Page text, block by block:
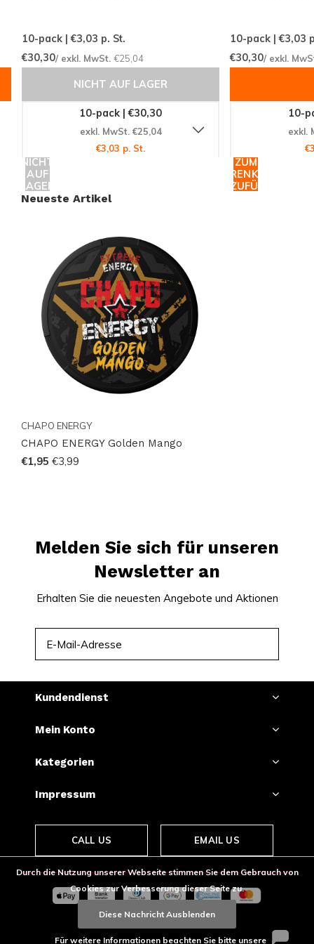
Jetzt ausprobieren!
Verpassen Sie nicht die Gelegenheit, die
CHAPO
ENERGY Golden MangoBeutel zu probieren. Mit ihrer
einzigartigen Geschmacksvielfalt und der praktischen
Größe sind sie ein Muss für jeden Fruchtliebhaber.
Bestellen Sie noch heute und erleben Sie die perfekte
Mischung aus Geschmack und Energie. Besuchen Sie
Snussie.com
und sichern Sie sich Ihre Packung, bevor
sie ausverkauft ist!
10-pack | €3,03 p. St.
€30,30/ exkl. MwSt.€25,04
NICHT AUF LAGER
10-pack | €30,30
exkl. MwSt. €25,04
€3,03 p. St.
NICHT
AUF
LAGER
10-pack | €3,03
€30,30/ exkl.
10-
exkl.
ZUM
WARENKORB
HINZUFÜGEN
Neueste Artikel
CHAPO ENERGY
CHAPO ENERGY Golden Mango
€1,95 €3,99
Melden Sie sich für unseren
Newsletter an
Erhalten Sie die neuesten Angebote und Aktionen
Kundendienst
Mein Konto
Kategorien
Impressum
CALL US EMAIL US
Durch die Nutzung unserer Webseite stimmen Sie dem Gebrauch von
Cookies zur Verbesserung dieser Seite zu.
Diese Nachricht Ausblenden
Für weitere Informationen beachten Sie bitte unsere